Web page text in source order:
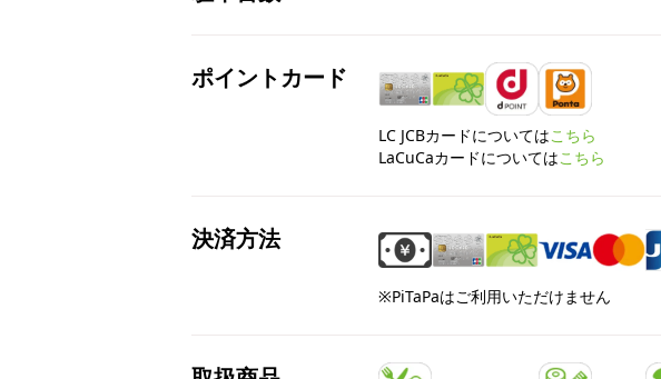
ポイントカード
LC JCBカードについてはこちら
LaCuCaカードについてはこちら
決済方法
※PiTaPaはご利用いただけません